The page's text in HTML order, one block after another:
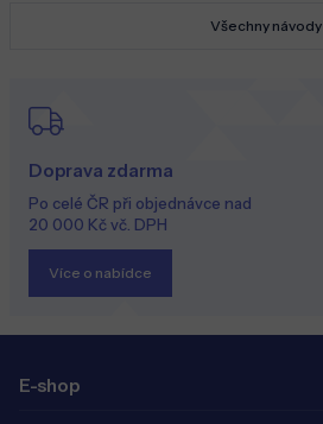
Doprava zdarma
Po celé ČR při objednávce nad
20 000 Kč vč. DPH
Více o nabídce
Všechny návody
E-shop